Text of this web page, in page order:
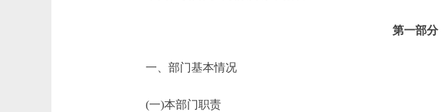
第一部分
一、部门基本情况
(一)本部门职责